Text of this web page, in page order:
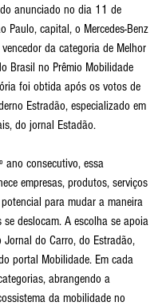
anunciado no dia 11 de
Paulo, capital, o Mercedes-Benz
da categoria de Melhor
Brasil no Prêmio Mobilidade
foi obtida após os votos de
Estradão, especializado em
do jornal Estadão.
ano consecutivo, essa
empresas, produtos, serviços
para mudar a maneira
se deslocam. A escolha se apoia
Jornal do Carro, do Estradão,
portal Mobilidade. Em cada
abrangendo a
da mobilidade no